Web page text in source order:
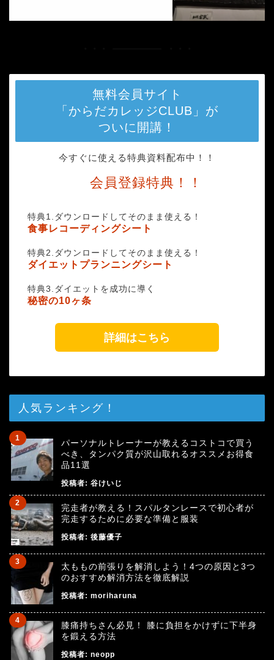
無料会員サイト
「からだカレッジCLUB」が
ついに開講！
今すぐに使える特典資料配布中！！
会員登録特典！！
特典1.ダウンロードしてそのまま使える！
食事レコーディングシート
特典2.ダウンロードしてそのまま使える！
ダイエットプランニングシート
特典3.ダイエットを成功に導く
秘密の10ヶ条
詳細はこちら
人気ランキング！
パーソナルトレーナーが教えるコストコで買う
べき、タンパク質が沢山取れるオススメお得食
品11選
投稿者: 谷けいじ
完走者が教える！スパルタンレースで初心者が
完走するために必要な準備と服装
投稿者: 後藤優子
太ももの前張りを解消しよう！4つの原因と3つ
のおすすめ解消方法を徹底解説
投稿者: moriharuna
膝痛持ちさん必見！ 膝に負担をかけずに下半身
を鍛える方法
投稿者: neopp